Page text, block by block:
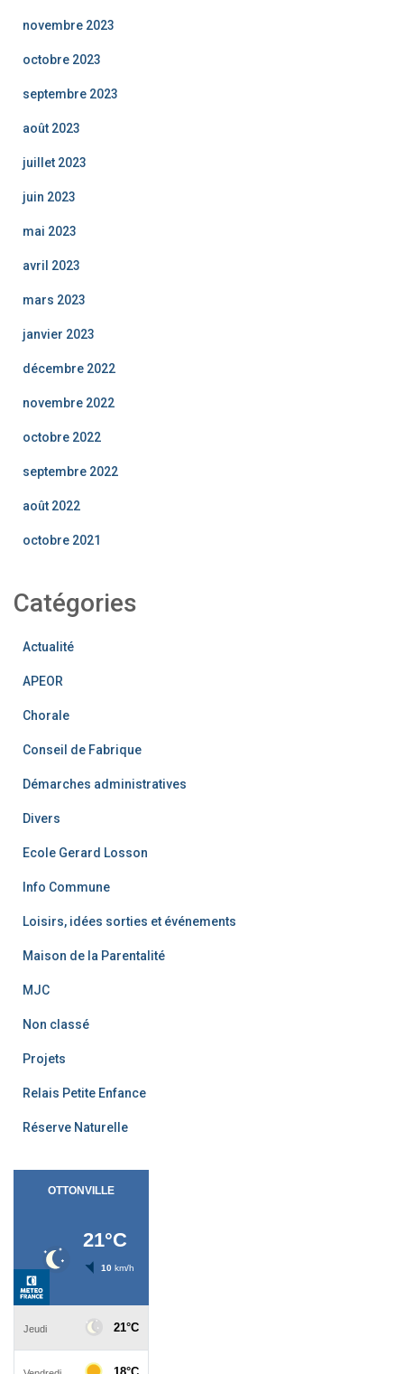
novembre 2023
octobre 2023
septembre 2023
août 2023
juillet 2023
juin 2023
mai 2023
avril 2023
mars 2023
janvier 2023
décembre 2022
novembre 2022
octobre 2022
septembre 2022
août 2022
octobre 2021
Catégories
Actualité
APEOR
Chorale
Conseil de Fabrique
Démarches administratives
Divers
Ecole Gerard Losson
Info Commune
Loisirs, idées sorties et événements
Maison de la Parentalité
MJC
Non classé
Projets
Relais Petite Enfance
Réserve Naturelle